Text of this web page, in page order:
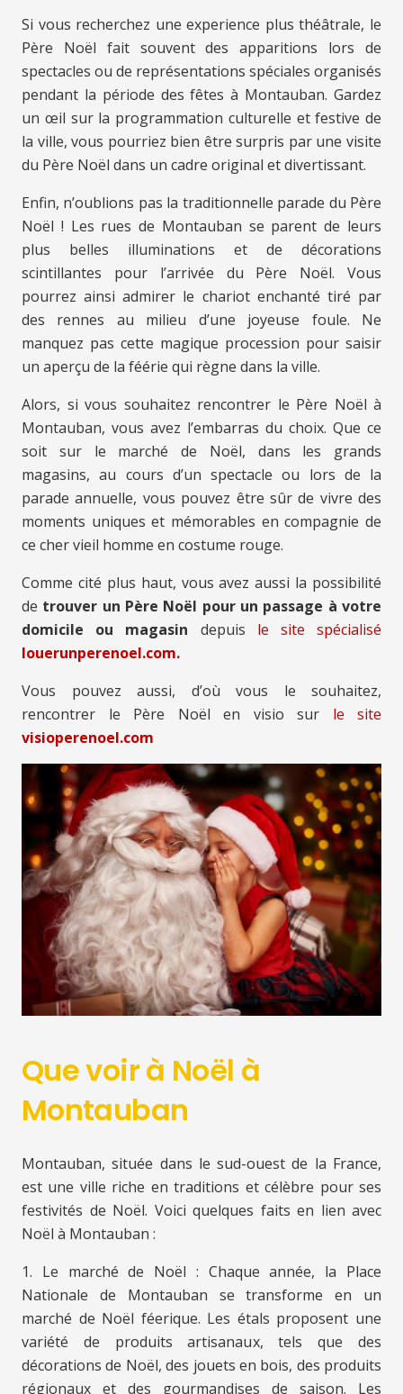
Si vous recherchez une experience plus théâtrale, le
Père Noël fait souvent des apparitions lors de
spectacles ou de représentations spéciales organisés
pendant la période des fêtes à Montauban. Gardez
un œil sur la programmation culturelle et festive de
la ville, vous pourriez bien être surpris par une visite
du Père Noël dans un cadre original et divertissant.
Enfin, n’oublions pas la traditionnelle parade du Père
Noël ! Les rues de Montauban se parent de leurs
plus belles illuminations et de décorations
scintillantes pour l’arrivée du Père Noël. Vous
pourrez ainsi admirer le chariot enchanté tiré par
des rennes au milieu d’une joyeuse foule. Ne
manquez pas cette magique procession pour saisir
un aperçu de la féérie qui règne dans la ville.
Alors, si vous souhaitez rencontrer le Père Noël à
Montauban, vous avez l’embarras du choix. Que ce
soit sur le marché de Noël, dans les grands
magasins, au cours d’un spectacle ou lors de la
parade annuelle, vous pouvez être sûr de vivre des
moments uniques et mémorables en compagnie de
ce cher vieil homme en costume rouge.
Comme cité plus haut, vous avez aussi la possibilité
de trouver un Père Noël pour un passage à votre
domicile ou magasin depuis le site spécialisé
louerunperenoel.com.
Vous pouvez aussi, d’où vous le souhaitez,
rencontrer le Père Noël en visio sur le site
visioperenoel.com
Que voir à Noël à
Montauban
Montauban, située dans le sud-ouest de la France,
est une ville riche en traditions et célèbre pour ses
festivités de Noël. Voici quelques faits en lien avec
Noël à Montauban :
1. Le marché de Noël : Chaque année, la Place
Nationale de Montauban se transforme en un
marché de Noël féerique. Les étals proposent une
variété de produits artisanaux, tels que des
décorations de Noël, des jouets en bois, des produits
régionaux et des gourmandises de saison. Les